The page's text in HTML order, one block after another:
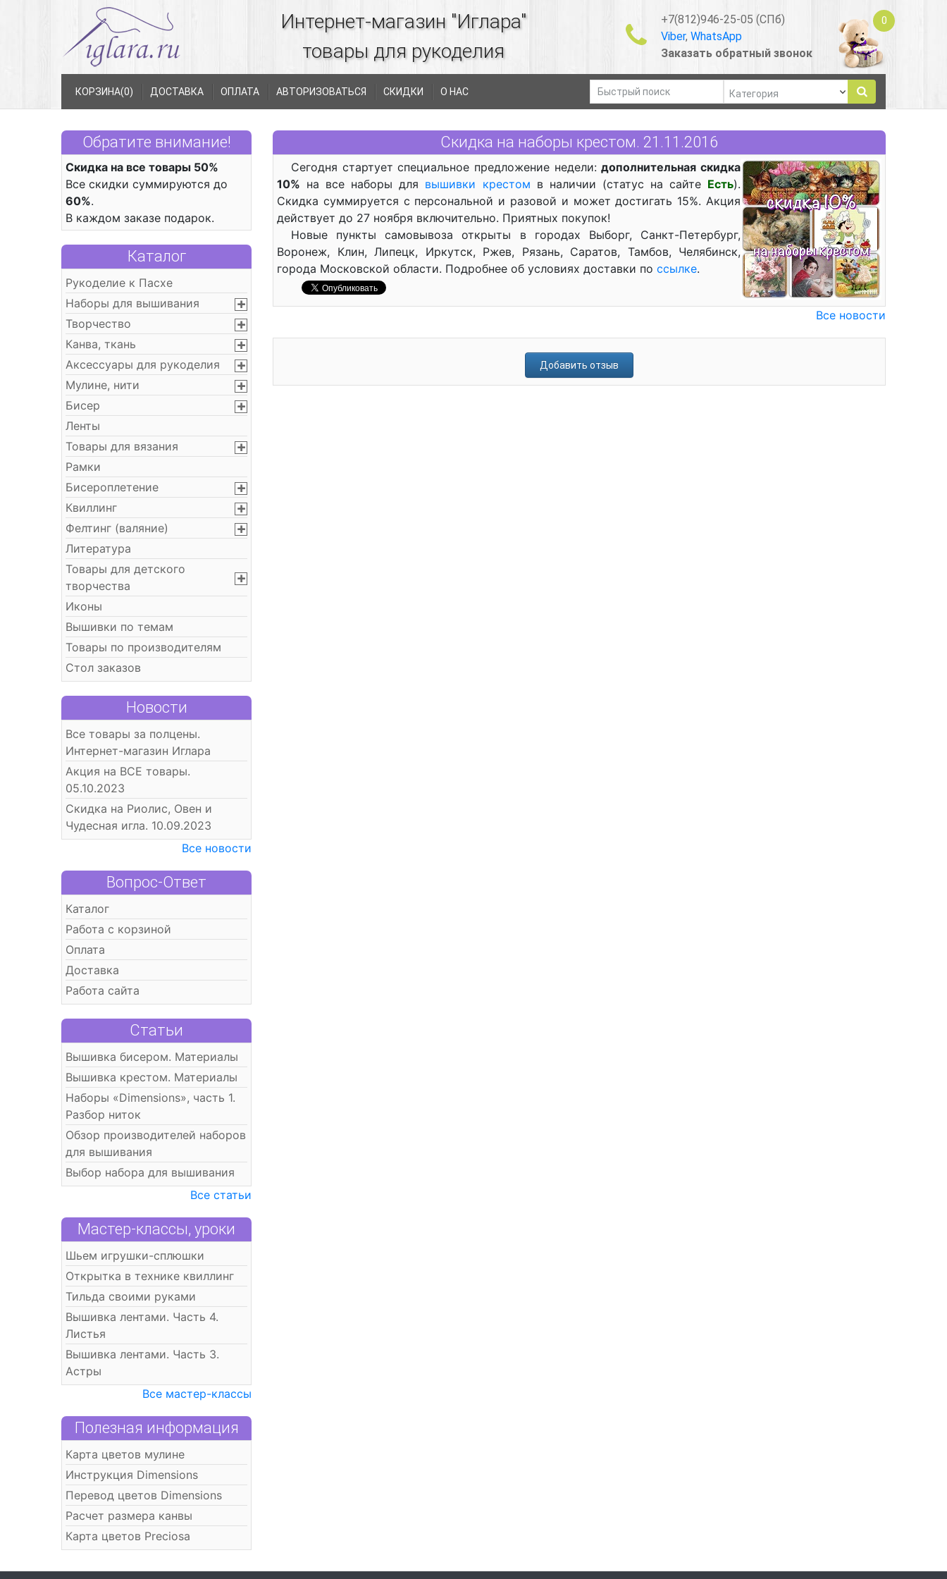
Интернет-магазин "Иглара"
товары для рукоделия
+7(812)946-25-05 (СПб)
Viber, WhatsApp
Заказать обратный звонок
0
КОРЗИНА(0) ДОСТАВКА ОПЛАТА АВТОРИЗОВАТЬСЯ СКИДКИ О НАС
Обратите внимание!
Скидка на все товары 50%
Все скидки суммируются до
60%.
В каждом заказе подарок.
Каталог
Рукоделие к Пасхе
Наборы для вышивания
Творчество
Канва, ткань
Аксессуары для рукоделия
Мулине, нити
Бисер
Ленты
Товары для вязания
Рамки
Бисероплетение
Квиллинг
Фелтинг (валяние)
Литература
Товары для детского
творчества
Иконы
Вышивки по темам
Товары по производителям
Стол заказов
Новости
Все товары за полцены.
Интернет-магазин Иглара
Акция на ВСЕ товары.
05.10.2023
Скидка на Риолис, Овен и
Чудесная игла. 10.09.2023
Все новости
Вопрос-Ответ
Каталог
Работа с корзиной
Оплата
Доставка
Работа сайта
Статьи
Вышивка бисером. Материалы
Вышивка крестом. Материалы
Наборы «Dimensions», часть 1.
Разбор ниток
Обзор производителей наборов
для вышивания
Выбор набора для вышивания
Все статьи
Мастер-классы, уроки
Шьем игрушки-сплюшки
Открытка в технике квиллинг
Тильда своими руками
Вышивка лентами. Часть 4.
Листья
Вышивка лентами. Часть 3.
Астры
Все мастер-классы
Полезная информация
Карта цветов мулине
Инструкция Dimensions
Перевод цветов Dimensions
Расчет размера канвы
Карта цветов Preciosa
Скидка на наборы крестом. 21.11.2016
Сегодня стартует специальное предложение недели:дополнительная скидка
10% на все наборы для вышивки крестом в наличии (статус на сайте Есть).
Скидка суммируется с персональной и разовой и может достигать 15%. Акция
действует до 27 ноября включительно. Приятных покупок!
Новые пункты самовывоза открыты в городах Выборг, Санкт-Петербург,
Воронеж, Клин, Липецк, Иркутск, Ржев, Рязань, Саратов, Тамбов, Челябинск,
города Московской области. Подробнее об условиях доставки по ссылке.
Все новости
Добавить отзыв